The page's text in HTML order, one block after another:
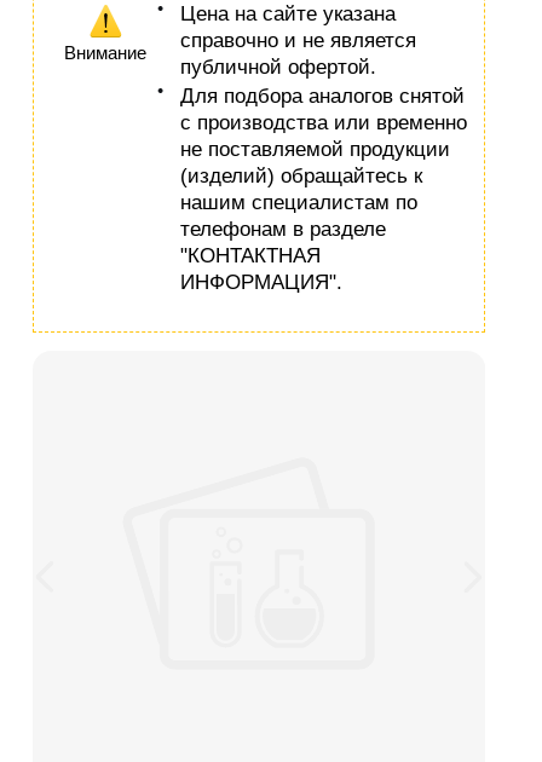
Внимание
Цена на сайте указана
справочно и не является
публичной офертой.
Для подбора аналогов снятой
с производства или временно
не поставляемой продукции
(изделий) обращайтесь к
нашим специалистам по
телефонам в разделе
"КОНТАКТНАЯ
ИНФОРМАЦИЯ".